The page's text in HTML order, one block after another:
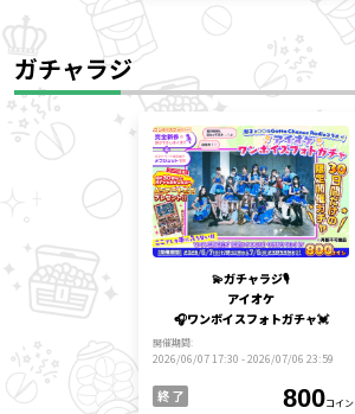
ガチャラジ
💫ガチャラジ🎙️
アイオケ
🎧ワンボイスフォトガチャ💓
開催期間
2026/06/07 17:30 - 2026/07/06 23:59
終 了 800コイン